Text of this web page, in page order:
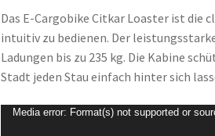
Das E-Cargobike Citkar Loaster ist die
intuitiv zu bedienen. Der
Ladungen bis zu 235 kg. Die Kabine
Stadt jeden Stau einfach hinter sich
Video-
Media error: Format(s) not supported or